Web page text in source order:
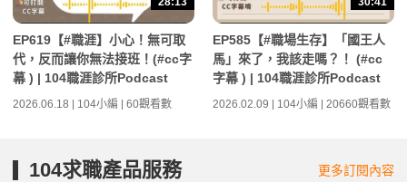
EP619【#職涯】小心！無可取
代，反而讓你無法接班！(#cc字
幕 ) | 104職涯診所Podcast
2026.06.18 | 104小編 | 60觀看數
EP585【#職場生存】「國王人
馬」來了，我該走嗎？！ (#cc
字幕 ) | 104職涯診所Podcast
2026.02.09 | 104小編 | 20660觀看數
104求職產品服務 更多訂閱內容